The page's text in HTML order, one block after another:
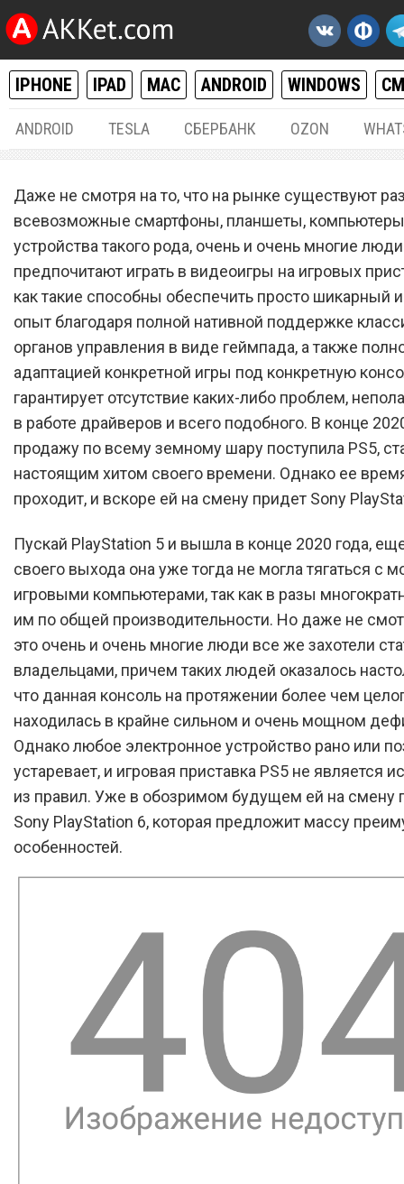
IPHONE IPAD MAC ANDROID WINDOWS
ANDROID TESLA СБЕРБАНК OZON
Sony PlayStation 6
Это самая мощная
приставка в истории
человечества
Даже не смотря на то, что на рынке существуют
всевозможные смартфоны, планшеты, компьютеры
устройства такого рода, очень и очень многие люди
предпочитают играть в видеоигры на игровых
как такие способны обеспечить просто шикарный
опыт благодаря полной нативной поддержке
органов управления в виде геймпада, а также
адаптацией конкретной игры под конкретную
гарантирует отсутствие каких-либо проблем,
в работе драйверов и всего подобного. В конце
продажу по всему земному шару поступила PS5,
настоящим хитом своего времени. Однако ее
проходит, и вскоре ей на смену придет Sony
Пускай PlayStation 5 и вышла в конце 2020 года,
своего выхода она уже тогда не могла тягаться с
игровыми компьютерами, так как в разы
им по общей производительности. Но даже не
это очень и очень многие люди все же захотели
владельцами, причем таких людей оказалось
что данная консоль на протяжении более чем
находилась в крайне сильном и очень мощном
Однако любое электронное устройство рано или
устаревает, и игровая приставка PS5 не является
из правил. Уже в обозримом будущем ей на смену
Sony PlayStation 6, которая предложит массу
особенностей.